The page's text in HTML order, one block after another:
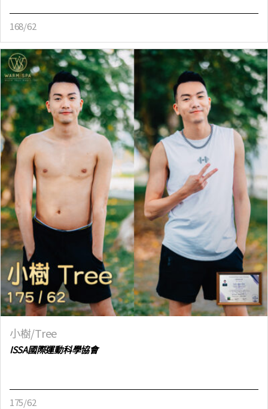
168/62
小樹/Tree
ISSA國際運動科學協會
175/62